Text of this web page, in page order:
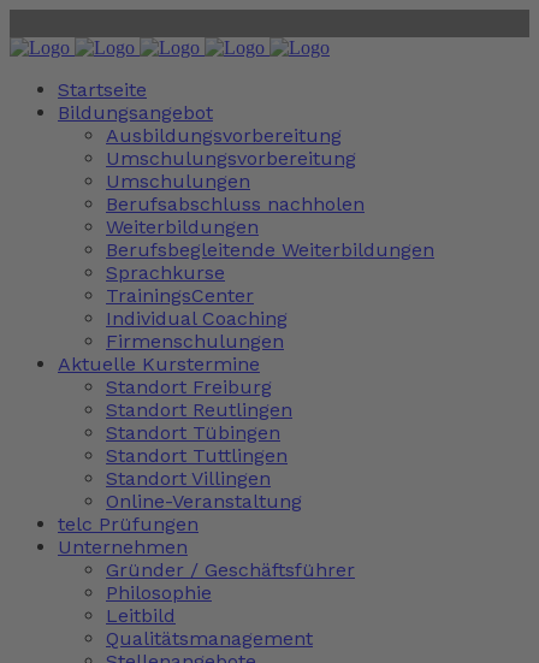
Startseite
Bildungsangebot
Ausbildungsvorbereitung
Umschulungsvorbereitung
Umschulungen
Berufsabschluss nachholen
Weiterbildungen
Berufsbegleitende Weiterbildungen
Sprachkurse
TrainingsCenter
Individual Coaching
Firmenschulungen
Aktuelle Kurstermine
Standort Freiburg
Standort Reutlingen
Standort Tübingen
Standort Tuttlingen
Standort Villingen
Online-Veranstaltung
telc Prüfungen
Unternehmen
Gründer / Geschäftsführer
Philosophie
Leitbild
Qualitätsmanagement